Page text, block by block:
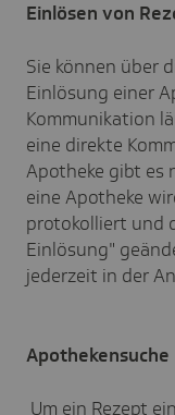
Einlösen von
Sie können über
Einlösung einer
Kommunikation
eine direkte
Apotheke gibt es
eine Apotheke
protokolliert und
Einlösung"
jederzeit in der
Apothekensuche
Um ein Rezept